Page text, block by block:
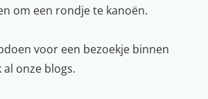
om een rondje te kanoën.
voor een bezoekje binnen
al onze blogs.